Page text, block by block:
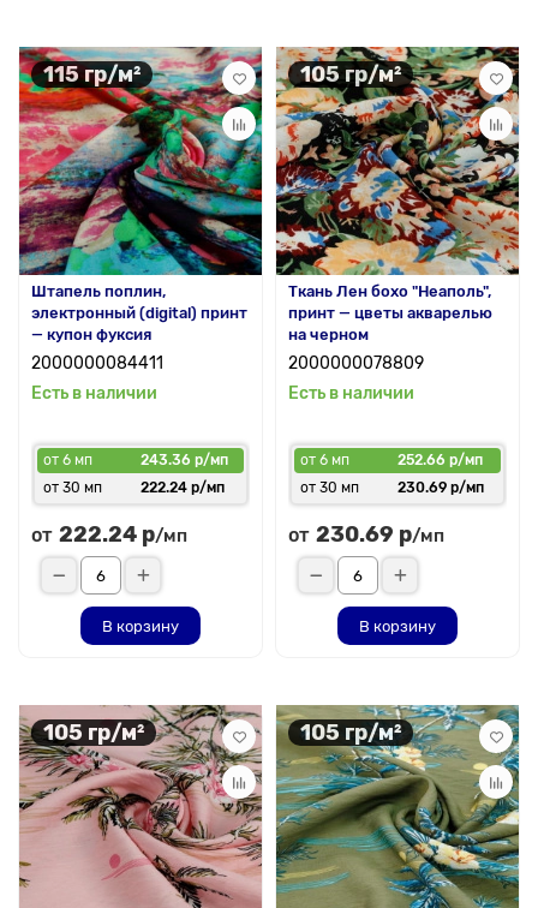
115 гр/м²
Штапель поплин,
электронный (digital) принт
— купон фуксия
2000000084411
Есть в наличии
от 6 мп
243.36 р/мп
от 30 мп
222.24 р/мп
от 222.24 р/мп
В корзину
105 гр/м²
Ткань Лен бохо "Неаполь",
принт — цветы акварелью
на черном
2000000078809
Есть в наличии
от 6 мп
252.66 р/мп
от 30 мп
230.69 р/мп
от 230.69 р/мп
В корзину
105 гр/м² 105 гр/м²